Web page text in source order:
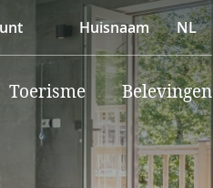
Huisnaam NL
Toerisme Belevingen